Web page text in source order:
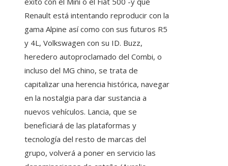
Renault está intentando reproducir con la
gama Alpine así como con sus futuros R5
y 4L, Volkswagen con su ID. Buzz,
heredero autoproclamado del Combi, o
incluso del MG chino, se trata de
capitalizar una herencia histórica, navegar
en la nostalgia para dar sustancia a
nuevos vehículos. Lancia, que se
beneficiará de las plataformas y
tecnología del resto de marcas del
grupo, volverá a poner en servicio las